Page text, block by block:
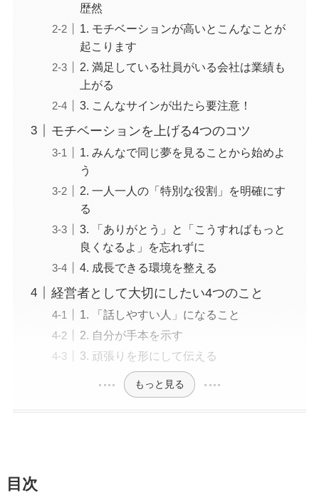
歴然
1. モチベーションが高いとこんなことが
起こります
2. 満足している社員がいる会社は業績も
上がる
3. こんなサインが出たら要注意！
モチベーションを上げる4つのコツ
1. みんなで同じ夢を見ることから始めよ
う
2. 一人一人の「特別な役割」を明確にす
る
3. 「ありがとう」と「こうすればもっと
良くなるよ」を忘れずに
4. 成長できる環境を整える
経営者として大切にしたい4つのこと
1. 「話しやすい人」になること
2. 自分が手本を示す
3. 頑張りを形にして伝える
もっと見る
目次